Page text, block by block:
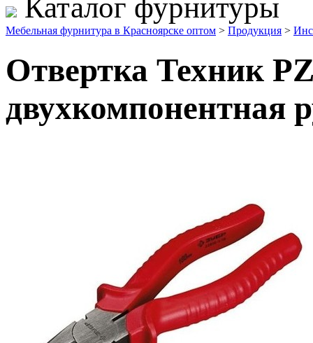
Каталог фурнитуры
Мебельная фурнитура в Красноярске оптом > Продукция >
Отвертка Техник
двухкомпонентная